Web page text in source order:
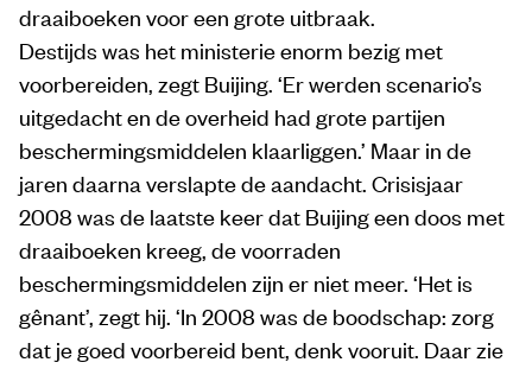
draaiboeken voor een grote uitbraak.
Destijds was het ministerie enorm bezig met
voorbereiden, zegt Buijing. ‘Er werden scenario’s
uitgedacht en de overheid had grote partijen
beschermingsmiddelen klaarliggen.’ Maar in de
jaren daarna verslapte de aandacht. Crisisjaar
2008 was de laatste keer dat Buijing een doos met
draaiboeken kreeg, de voorraden
beschermingsmiddelen zijn er niet meer. ‘Het is
gênant’, zegt hij. ‘In 2008 was de boodschap: zorg
dat je goed voorbereid bent, denk vooruit. Daar zie